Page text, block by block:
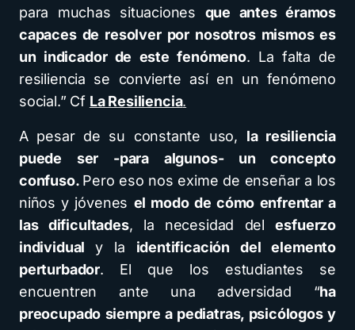
para muchas situaciones que antes éramos
capaces de resolver por nosotros mismos es
un indicador de este fenómeno. La falta de
resiliencia se convierte así en un fenómeno
social.” Cf La Resiliencia.
A pesar de su constante uso, la resiliencia
puede ser -para algunos- un concepto
confuso. Pero eso nos exime de enseñar a los
niños y jóvenes el modo de cómo enfrentar a
las dificultades, la necesidad delesfuerzo
individualy la identificación del elemento
perturbador. El que los estudiantes se
encuentren ante una adversidad “ha
preocupado siempre a pediatras, psicólogos y